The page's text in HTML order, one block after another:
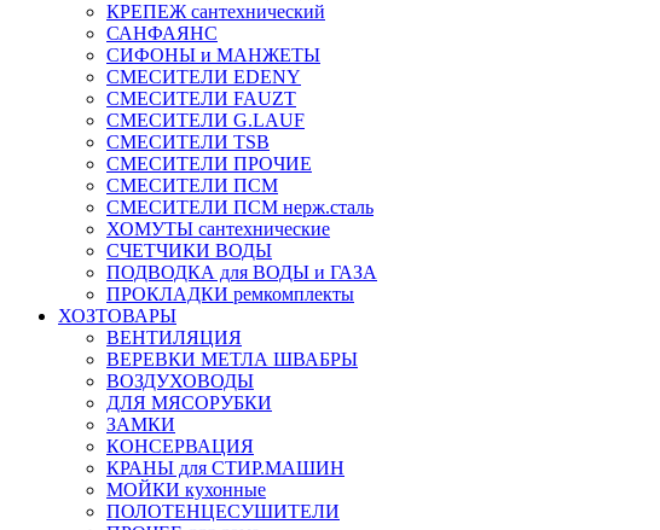
КРЕПЕЖ сантехнический
САНФАЯНС
СИФОНЫ и МАНЖЕТЫ
СМЕСИТЕЛИ EDENY
СМЕСИТЕЛИ FAUZT
СМЕСИТЕЛИ G.LAUF
СМЕСИТЕЛИ TSB
СМЕСИТЕЛИ ПРОЧИЕ
СМЕСИТЕЛИ ПСМ
СМЕСИТЕЛИ ПСМ нерж.сталь
ХОМУТЫ сантехнические
СЧЕТЧИКИ ВОДЫ
ПОДВОДКА для ВОДЫ и ГАЗА
ПРОКЛАДКИ ремкомплекты
ХОЗТОВАРЫ
ВЕНТИЛЯЦИЯ
ВЕРЕВКИ МЕТЛА ШВАБРЫ
ВОЗДУХОВОДЫ
ДЛЯ МЯСОРУБКИ
ЗАМКИ
КОНСЕРВАЦИЯ
КРАНЫ для СТИР.МАШИН
МОЙКИ кухонные
ПОЛОТЕНЦЕСУШИТЕЛИ